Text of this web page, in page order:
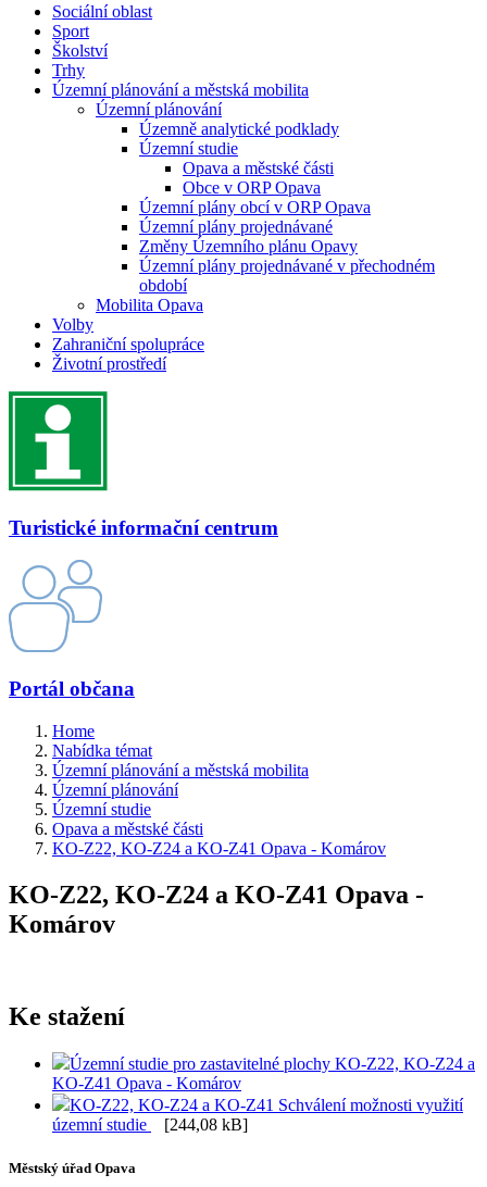
Sociální oblast
Sport
Školství
Trhy
Územní plánování a městská mobilita
Územní plánování
Územně analytické podklady
Územní studie
Opava a městské části
Obce v ORP Opava
Územní plány obcí v ORP Opava
Územní plány projednávané
Změny Územního plánu Opavy
Územní plány projednávané v přechodném
období
Mobilita Opava
Volby
Zahraniční spolupráce
Životní prostředí
Turistické informační centrum
Portál občana
Home
Nabídka témat
Územní plánování a městská mobilita
Územní plánování
Územní studie
Opava a městské části
KO-Z22, KO-Z24 a KO-Z41 Opava - Komárov
KO-Z22, KO-Z24 a KO-Z41 Opava -
Komárov
Ke stažení
Územní studie pro zastavitelné plochy KO-Z22, KO-Z24 a
KO-Z41 Opava - Komárov
KO-Z22, KO-Z24 a KO-Z41 Schválení možnosti využití
územní studie
[244,08 kB]
Městský úřad Opava